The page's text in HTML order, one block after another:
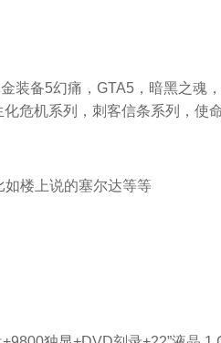
装备5幻痛，GTA5，暗黑之魂
危机系列，刺客信条系列，使
楼上说的塞尔达等等